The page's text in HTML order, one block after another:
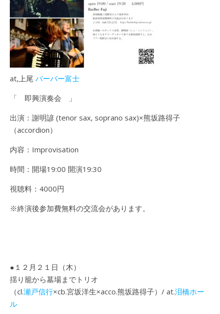
at,上尾 バーバー富士
「 即興演奏会 」
出演：謝明諺 (tenor sax, soprano sax)×熊坂路得子
（accordion）
内容：Improvisation
時間：開場19:00 開演19:30
視聴料：4000円
※終演後参加費無料の交流会があります。
●１２月２１日（木）
揺り籠から墓場までトリオ
（cl.瀬戸信行×cb.宮坂洋生×acco.熊坂路得子）/ at.泪橋ホー
ル